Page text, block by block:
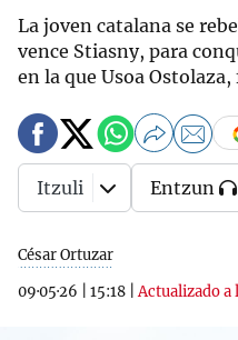
La joven catalana se
vence Stiasny, para
en la que Usoa
César Ortuzar
09·05·26
15:18 |Actualizado a
Itzuli Entzun